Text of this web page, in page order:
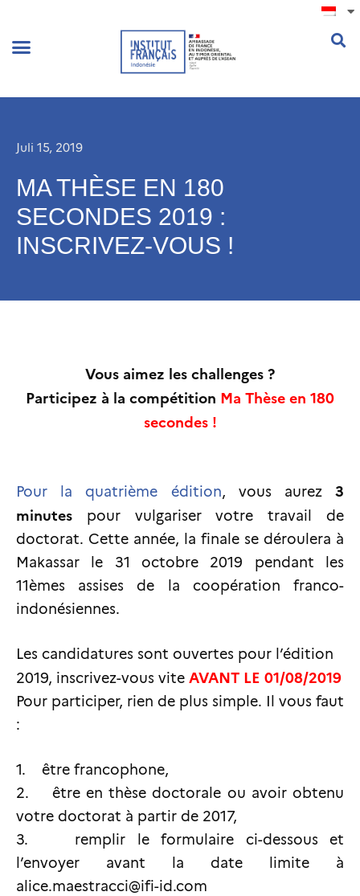
Juli 15, 2019
MA THÈSE EN 180
SECONDES 2019 :
INSCRIVEZ-VOUS !
Vous aimez les challenges ?
Participez à la compétition Ma Thèse en 180
secondes !
Pour la quatrième édition, vous aurez 3
minutes pour vulgariser votre travail de
doctorat. Cette année, la finale se déroulera à
Makassar le 31 octobre 2019 pendant les
11èmes assises de la coopération franco-
indonésiennes.
Les candidatures sont ouvertes pour l’édition
2019, inscrivez-vous vite AVANT LE 01/08/2019
Pour participer, rien de plus simple. Il vous faut
:
1. être francophone,
2. être en thèse doctorale ou avoir obtenu
votre doctorat à partir de 2017,
3. remplir le formulaire ci-dessous et
l’envoyer avant la date limite à
alice.maestracci@ifi-id.com